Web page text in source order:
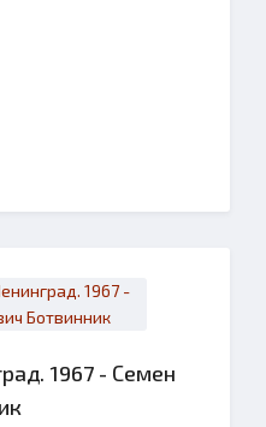
1967 - Семен